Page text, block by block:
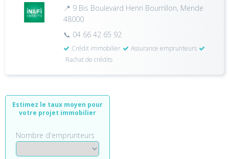
📍 9 Bis Boulevard Henri Bourrillon, Mende
48000
📞 04 66 42 65 92
Crédit immobilier
Assurance emprunteurs
Rachat de crédits
Estimez le taux moyen pour
votre projet immobilier
Nombre d'emprunteurs